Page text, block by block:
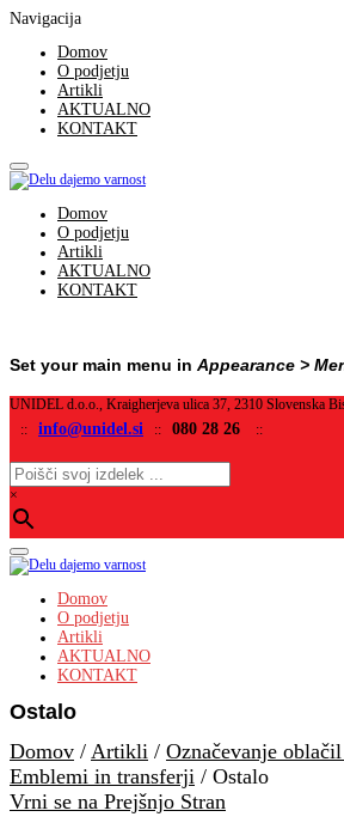
Navigacija
Domov
O podjetju
Artikli
AKTUALNO
KONTAKT
Domov
O podjetju
Artikli
AKTUALNO
KONTAKT
Set your main menu in Appearance >
UNIDEL d.o.o., Kraigherjeva ulica 37, 2310 Slovenska
:: info@unidel.si :: 080 28 26 ::
×
Domov
O podjetju
Artikli
AKTUALNO
KONTAKT
Ostalo
Domov / Artikli / Označevanje
Emblemi in transferji / Ostalo
Vrni se na Prejšnjo Stran